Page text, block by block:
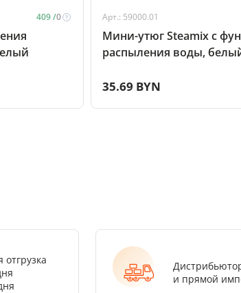
409 /0 Арт.: 59000.01
Мини-утюг Steamix с
распыления воды,
35.69 BYN
отгрузка
и прямой